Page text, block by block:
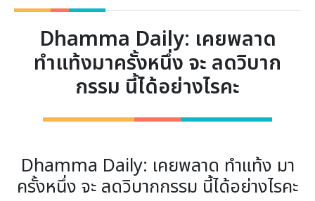
Dhamma Daily: เคยพลาด
ทำแท้งมาครั้งหนึ่ง จะ ลดวิบาก
กรรม นี้ได้อย่างไรคะ
Dhamma Daily: เคยพลาด ทำแท้ง มา
ครั้งหนึ่ง จะ ลดวิบากกรรม นี้ได้อย่างไรคะ